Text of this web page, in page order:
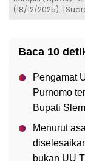
(18/12/2025).
Baca 10
Pengamat
Purnomo
Bupati
Menurut
bukan UU